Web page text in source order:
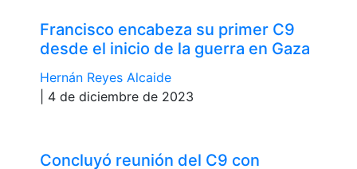
Francisco encabeza su primer C9
desde el inicio de la guerra en Gaza
Hernán Reyes Alcaide
| 4 de diciembre de 2023
Concluyó reunión del C9 con